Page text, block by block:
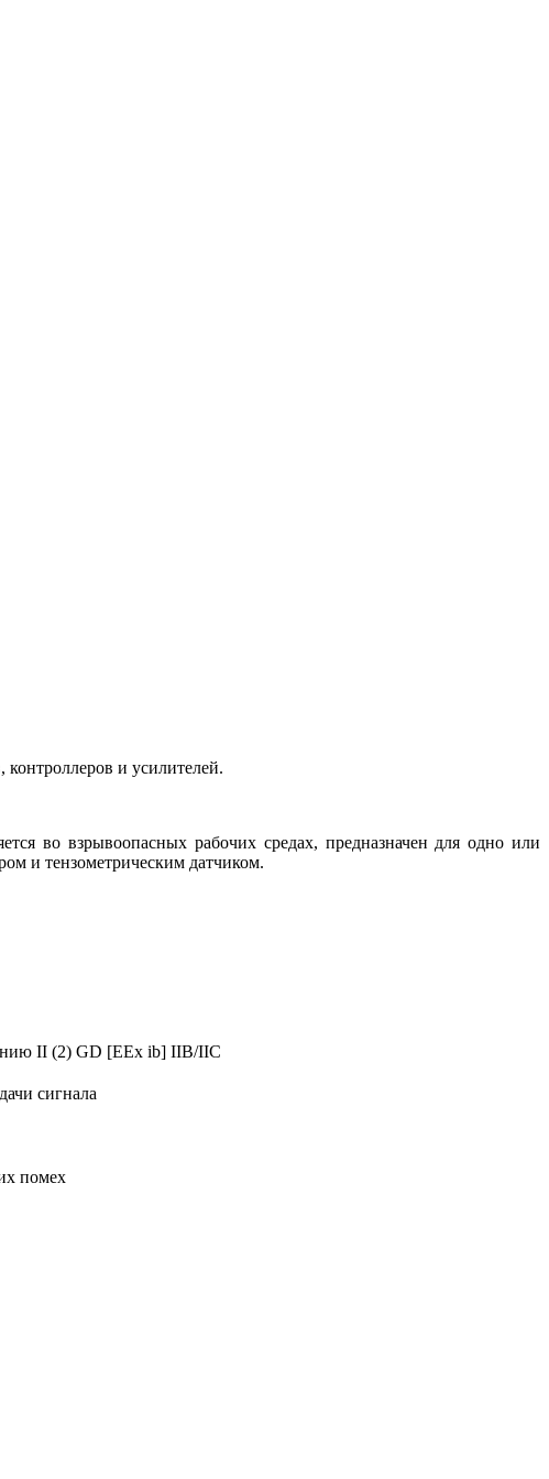
и усилителей.
во взрывоопасных рабочих средах, предназначен для одно или
и тензометрическим датчиком.
II (2) GD [EEx ib] IIB/IIC
сигнала
помех